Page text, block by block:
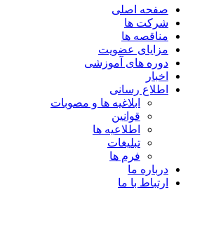
صفحه اصلی
شرکت ها
مناقصه ها
مزایای عضویت
دوره های آموزشی
اخبار
اطلاع رسانی
ابلاغیه ها و مصوبات
قوانین
اطلاعیه ها
تبلیغات
فرم ها
درباره ما
ارتباط با ما